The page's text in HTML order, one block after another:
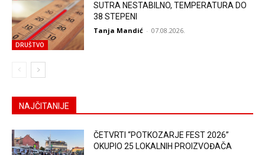
DRUŠTVO
SUTRA NESTABILNO, TEMPERATURA DO
38 STEPENI
Tanja Mandić - 07.08.2026.
NAJČITANIJE
ČETVRTI “POTKOZARJE FEST 2026”
OKUPIO 25 LOKALNIH PROIZVOĐAČA